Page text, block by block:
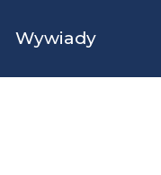
Wywiady